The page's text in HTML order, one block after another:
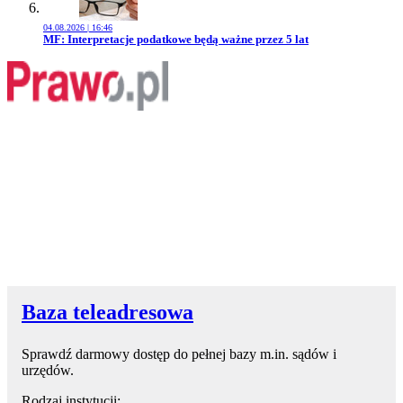
04.08.2026 | 16:46
Przejdź do artykułu:
MF: Interpretacje podatkowe będą ważne przez 5 lat
Baza teleadresowa
Sprawdź darmowy dostęp do pełnej bazy m.in. sądów i
urzędów.